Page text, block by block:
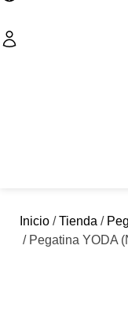
Inicio /Tienda /
/ Pegatina YODA